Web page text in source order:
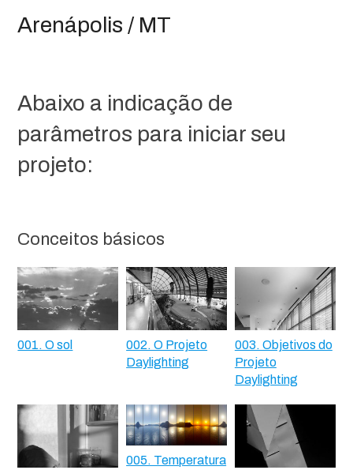
Arenápolis / MT
Abaixo a indicação de
parâmetros para iniciar seu
projeto:
Conceitos básicos
001. O sol
002. O Projeto
Daylighting
003. Objetivos do
Projeto
Daylighting
005. Temperatura